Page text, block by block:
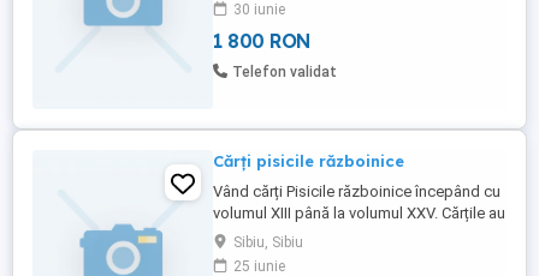
30 iunie
1 800 RON
Telefon validat
Cărți pisicile războinice
Vând cărți Pisicile războinice începând cu
volumul XIII până la volumul XXV. Cărțile au
fost cumpărate de noi și sunt într-o stare
foarte bună fiind citite o singură dată. Preț.
Sibiu, Sibiu
25 iunie